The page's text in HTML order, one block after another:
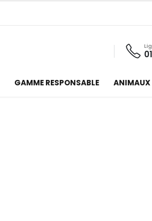
GAMME RESPONSABLE ANIMAUX